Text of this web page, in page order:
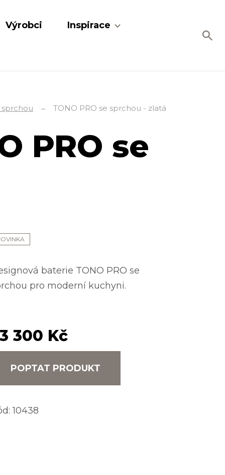
Výrobci
Inspirace
TONO PRO se sprchou - zlatá
PRO se
baterie TONO PRO se
pro moderní kuchyni.
300 Kč
POPTAT PRODUKT
10438